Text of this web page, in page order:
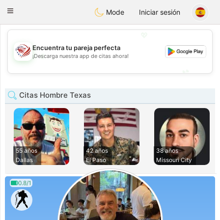
StatesDating
Toggle
Mode Iniciar sesión
💖
💕
Encuentra tu pareja perfecta
¡Descarga nuestra app de citas ahora!
Citas Hombre Texas
55 años
Dallas
42 años
El Paso
38 años
Missouri City
0.8/1